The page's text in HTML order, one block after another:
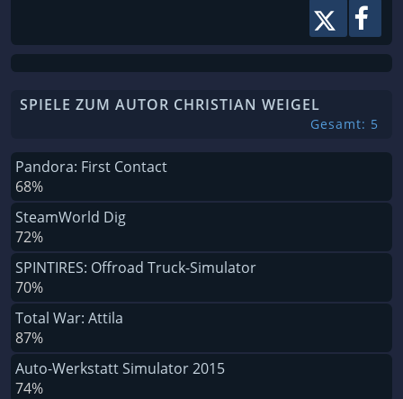
SPIELE ZUM AUTOR CHRISTIAN WEIGEL
Gesamt: 5
Pandora: First Contact
68%
SteamWorld Dig
72%
SPINTIRES: Offroad Truck-Simulator
70%
Total War: Attila
87%
Auto-Werkstatt Simulator 2015
74%